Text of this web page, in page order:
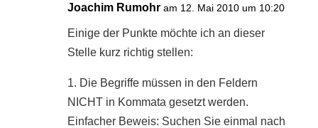
Joachim Rumohr am 12. Mai 2010 um 10:20
Einige der Punkte möchte ich an dieser
Stelle kurz richtig stellen:
1. Die Begriffe müssen in den Feldern
NICHT in Kommata gesetzt werden.
Einfacher Beweis: Suchen Sie einmal nach